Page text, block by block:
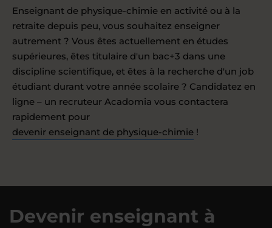
Enseignant de physique-chimie en activité ou à la
retraite depuis peu, vous souhaitez enseigner
autrement ? Vous êtes actuellement en études
supérieures, êtes titulaire d'un bac+3 dans une
discipline scientifique, et êtes à la recherche d'un job
étudiant durant votre année scolaire ? Candidatez en
ligne – un recruteur Acadomia vous contactera
rapidement pour
devenir enseignant de physique-chimie !
Devenir enseignant à